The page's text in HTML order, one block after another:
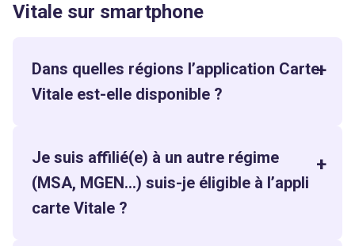
Vitale sur smartphone
Dans quelles régions l’application Carte
Vitale est-elle disponible ?
Je suis affilié(e) à un autre régime
(MSA, MGEN…) suis-je éligible à l’appli
carte Vitale ?